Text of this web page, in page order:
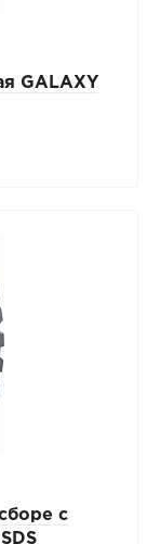
GALAXY
с